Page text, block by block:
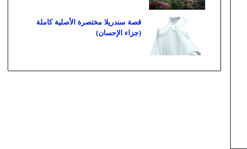
قصة سندريلا مختصرة الأصلية كاملة
(جزاء الإحسان)